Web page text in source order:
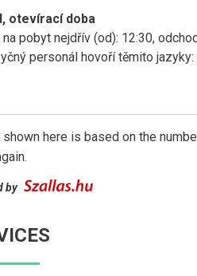
otevírací doba
na pobyt nejdřív (od): 12:30,
personál hovoří těmito jazyky:
here is based on the
by